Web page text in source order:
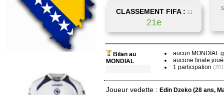
CLASSEMENT FIFA :
21e
Bilan au
MONDIAL
aucun MONDIAL
aucune finale
1 participation
Joueur vedette : Edin Dzeko (28 ans,